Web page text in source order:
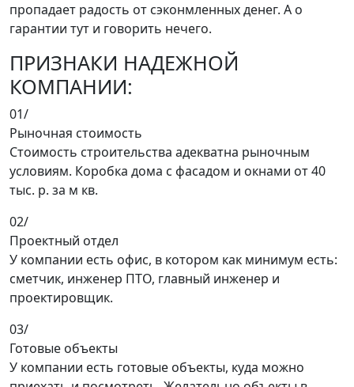
пропадает радость от сэконмленных денег. А о
гарантии тут и говорить нечего.
ПРИЗНАКИ НАДЕЖНОЙ
КОМПАНИИ:
01/
Рыночная стоимость
Стоимость строительства адекватна рыночным
условиям. Коробка дома с фасадом и окнами от 40
тыс. р. за м кв.
02/
Проектный отдел
У компании есть офис, в котором как минимум есть:
сметчик, инженер ПТО, главный инженер и
проектировщик.
03/
Готовые объекты
У компании есть готовые объекты, куда можно